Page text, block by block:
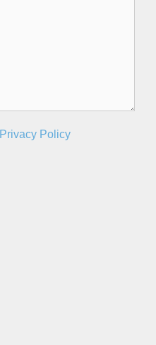
Privacy Policy